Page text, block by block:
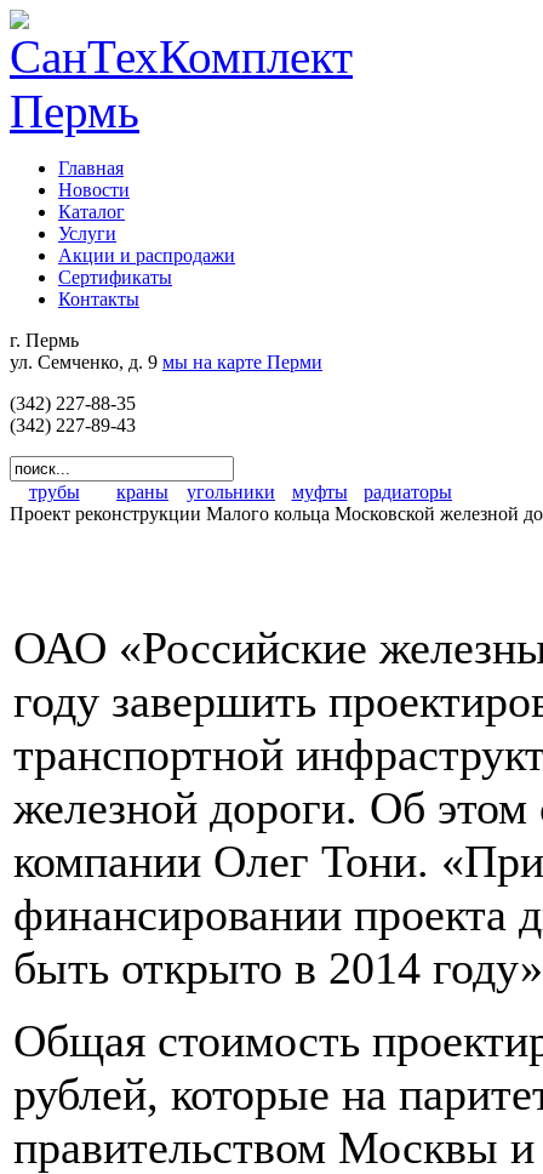
Главная
Новости
Каталог
Услуги
Акции и распродажи
Сертификаты
Контакты
г. Пермь
ул. Семченко, д. 9 мы на карте Перми
(342) 227-88-35
(342) 227-89-43
трубы краны угольники муфты
радиаторы
Проект реконструкции Малого кольца Московской железной
ОАО «Российские
году завершить
транспортной
железной дороги. Об
компании Олег Тони.
финансировании проекта
быть открыто в 2014
Общая стоимость
рублей, которые на
правительством